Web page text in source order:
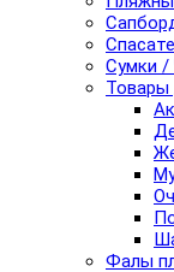
Сумки /
Товары
Фалы